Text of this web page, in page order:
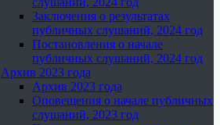
Заключения о результатах
публичных слушаний, 2024 год
Постановления о начале
публичных слушаний, 2024 год
Архив 2023 года
Архив 2023 года
Оповещения о начале публичных
слушаний, 2023 год